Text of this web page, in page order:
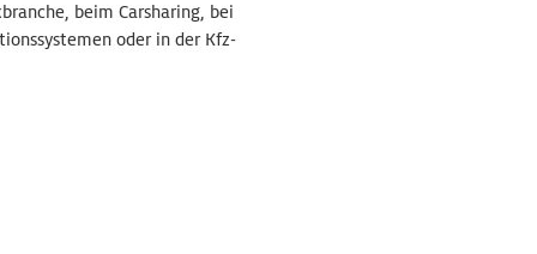
beim Carsharing, bei
oder in der Kfz-